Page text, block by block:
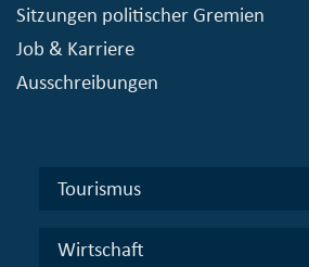
Sitzungen politischer Gremien
Job & Karriere
Ausschreibungen
Tourismus
Wirtschaft